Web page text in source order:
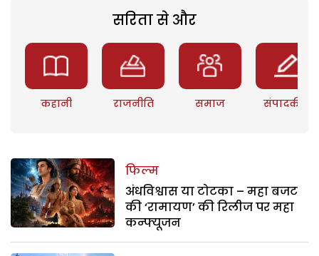
सरिता से और
कहानी राजनीति समाज संपादकीय
फिल्म
अंधविश्वास या टोटका – महा बजट
की ‘रामायण’ की रिलीज पर महा
कन्फ्यूजन